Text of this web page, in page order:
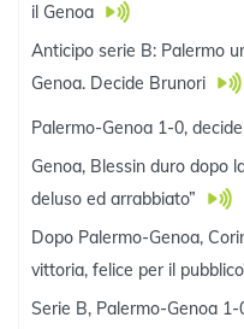
il Genoa
Anticipo serie B: Palermo
Genoa. Decide Brunori
Palermo-Genoa 1-0,
Genoa, Blessin duro dopo
deluso ed arrabbiato”
Dopo Palermo-Genoa,
vittoria, felice per il
Serie B, Palermo-Genoa